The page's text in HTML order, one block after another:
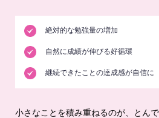
絶対的な勉強量の増加
自然に成績が伸びる好循環
継続できたことの達成感が自信に
小さなことを積み重ねるのが、とん